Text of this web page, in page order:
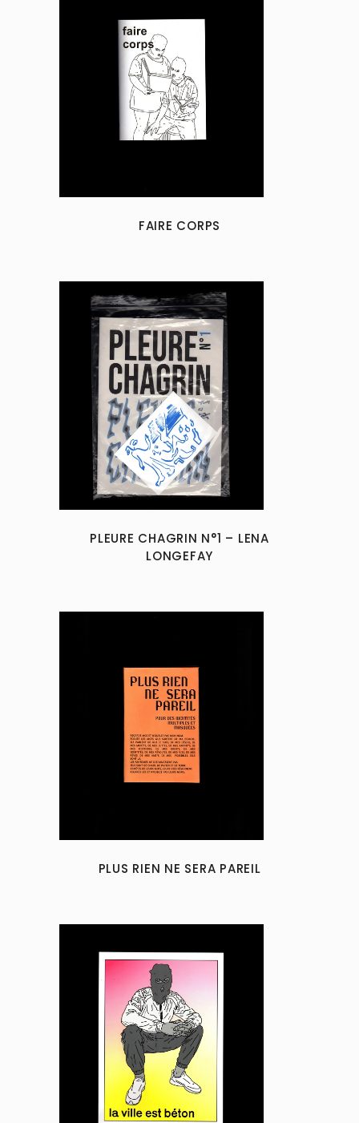
FAIRE CORPS
PLEURE CHAGRIN N°1 – LENA
LONGEFAY
PLUS RIEN NE SERA PAREIL
This
product
has
multiple
variants.